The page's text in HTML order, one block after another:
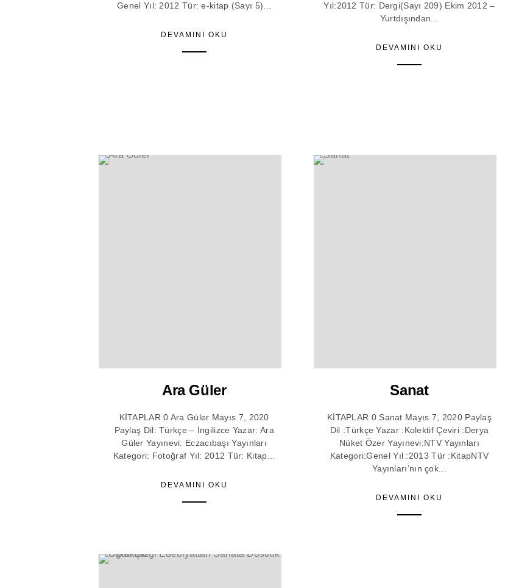
Genel Yıl: 2012 Tür: e-kitap (Sayı 5)...
DEVAMINI OKU
Yıl:2012 Tür: Dergi(Sayı 209) Ekim 2012 –
Yurtdışından...
DEVAMINI OKU
Ara Güler
KİTAPLAR 0 Ara Güler Mayıs 7, 2020
Paylaş Dil: Türkçe – İngilizce Yazar: Ara
Güler Yayınevi: Eczacıbaşı Yayınları
Kategori: Fotoğraf Yıl: 2012 Tür: Kitap...
DEVAMINI OKU
Sanat
KİTAPLAR 0 Sanat Mayıs 7, 2020 Paylaş
Dil :Türkçe Yazar :Kolektif Çeviri :Derya
Nüket Özer Yayınevi:NTV Yayınları
Kategori:Genel Yıl :2013 Tür :KitapNTV
Yayınları’nın çok...
DEVAMINI OKU